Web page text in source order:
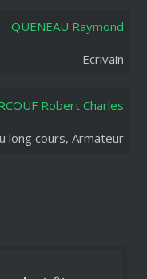
QUENEAU Raymond
Ecrivain
Robert Charles
long cours, Armateur